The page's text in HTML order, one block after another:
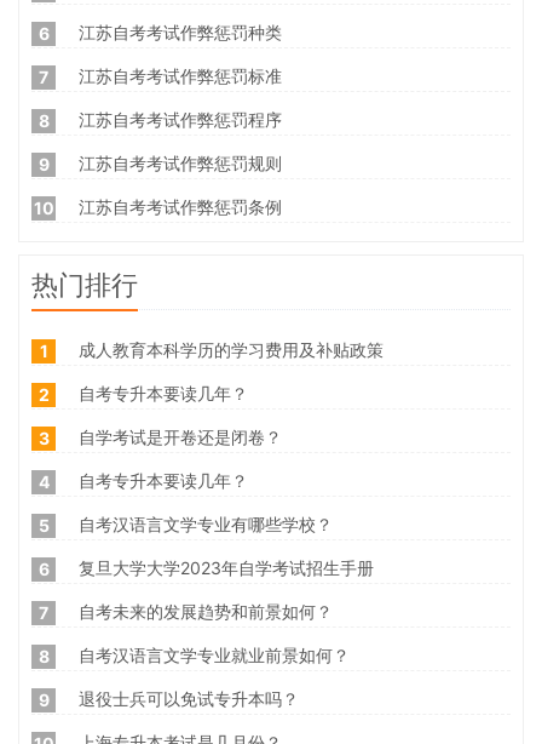
6 江苏自考考试作弊惩罚种类
7 江苏自考考试作弊惩罚标准
8 江苏自考考试作弊惩罚程序
9 江苏自考考试作弊惩罚规则
10 江苏自考考试作弊惩罚条例
热门排行
1 成人教育本科学历的学习费用及补贴政策
2 自考专升本要读几年？
3 自学考试是开卷还是闭卷？
4 自考专升本要读几年？
5 自考汉语言文学专业有哪些学校？
6 复旦大学大学2023年自学考试招生手册
7 自考未来的发展趋势和前景如何？
8 自考汉语言文学专业就业前景如何？
9 退役士兵可以免试专升本吗？